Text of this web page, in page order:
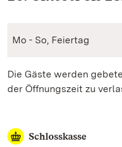
Mo - So, Feiertag
Die Gäste werden
der Öffnungszeit zu
Schlosskasse